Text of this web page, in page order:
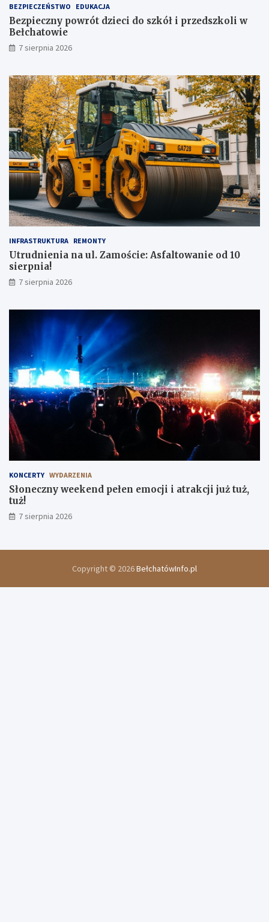
ż
,
t
u
ż
BEZPIECZEŃSTWO EDUKACJA
Bezpieczny powrót dzieci do szkół i przedszkoli w
Bełchatowie
7 sierpnia 2026
INFRASTRUKTURA REMONTY
Utrudnienia na ul. Zamoście: Asfaltowanie od 10
sierpnia!
7 sierpnia 2026
KONCERTY WYDARZENIA
Słoneczny weekend pełen emocji i atrakcji już tuż,
tuż!
7 sierpnia 2026
Copyright © 2026BełchatówInfo.pl